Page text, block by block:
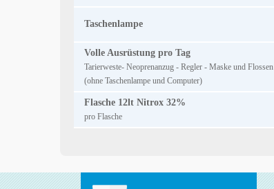
Taschenlampe
Volle Ausrüstung pro Tag
Tarierweste- Neoprenanzug - Regler - Maske und Flossen
(ohne Taschenlampe und Computer)
Flasche 12lt Nitrox 32%
pro Flasche